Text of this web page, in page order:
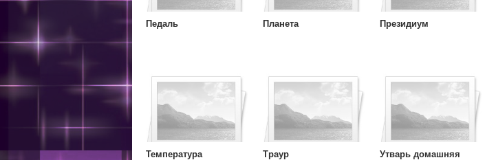
Педаль Планета Президиум
Температура Траур Утварь домашняя